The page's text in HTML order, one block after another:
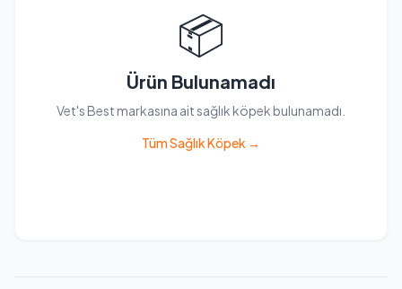
📦
Ürün Bulunamadı
Vet's Best markasına ait sağlık köpek bulunamadı.
Tüm Sağlık Köpek →